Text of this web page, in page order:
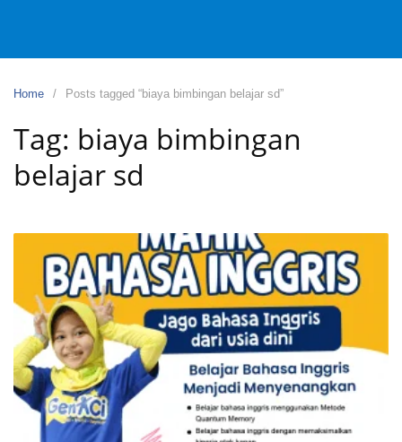
Home Posts tagged “biaya bimbingan belajar sd”
Tag: biaya bimbingan
belajar sd